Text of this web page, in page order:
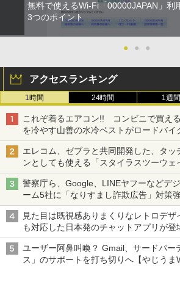
無料で使えるWi-Fi「00000JAPAN」利
3つのポイント
● ● ●
アクセスランキング
1時間 24時間 1週間
これぞ着るエアコン!! コンビニで買え
を冷やす山善の水冷ベストがロードバイ
ち・ざ・ろーど！その14】【空いた時
エレコム、ゼブラと共同開発した、タ
ンとしても使える「スタイラスツーウ
も、持ち替えずに書き込める
警察庁ら、Google、LINEヤフーなどデ
ーム5社に「なりすまし詐欺広告」対策
真や映像を使った投資詐欺などへの対策
見た目は既視感ありまくりなレトロデザ
も対応した日本発のチャットアプリが登
ユーザー阿鼻叫喚？ Gmail、サードパー
ス」のサポートを打ち切りへ【やじうま